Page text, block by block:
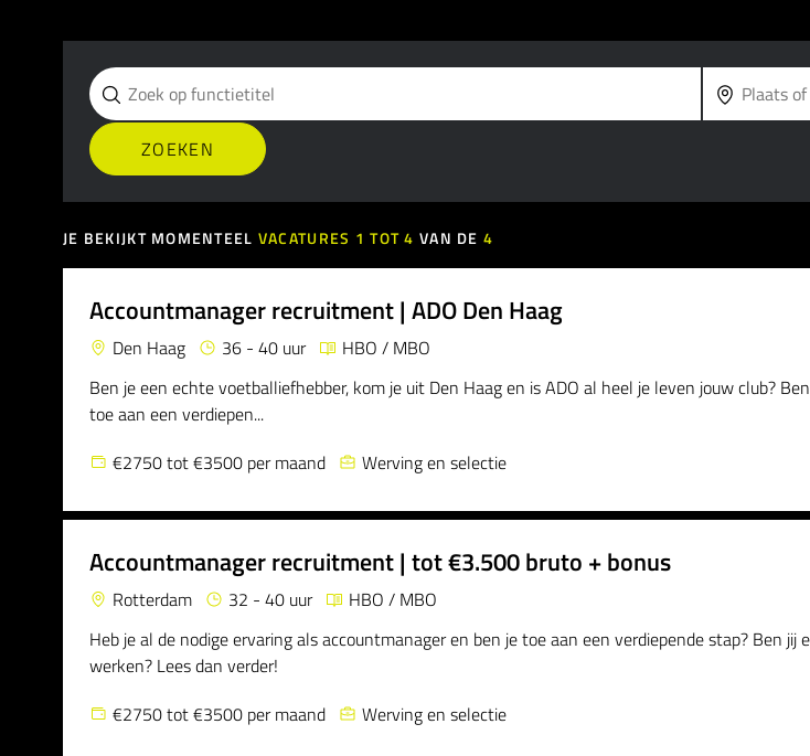
JE BEKIJKT MOMENTEEL VACATURES 1 TOT4 VAN DE 4
Accountmanager recruitment | ADO Den Haag
Den Haag 36 - 40 uur
HBO / MBO
Ben je een echte voetballiefhebber, kom je uit Den Haag en is ADO al heel je leven jouw club?
toe aan een verdiepen...
€2750 tot €3500 per maand
Werving en selectie
Accountmanager recruitment | tot €3.500 bruto + bonus
Rotterdam 32 - 40 uur
HBO / MBO
Heb je al de nodige ervaring als accountmanager en ben je toe aan een verdiepende stap? Ben
werken? Lees dan verder!
€2750 tot €3500 per maand
Werving en selectie